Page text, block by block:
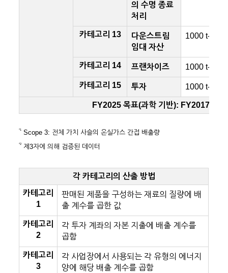
의 수명 종료
처리
카테고리 13
다운스트림
임대 자산
1000 t-CO
카테고리 14 프랜차이즈 1000 t-CO
카테고리 15 투자 1000 t-CO
FY2025 목표(과학 기반): FY2017 대
*1 Scope 3: 전체 가치 사슬의 온실가스 간접 배출량
*2 제3자에 의해 검증된 데이터
각 카테고리의 산출 방법
카테고리
1
판매된 제품을 구성하는 재료의 질량에 배
출 계수를 곱한 값
카테고리
2
각 투자 계좌의 자본 지출에 배출 계수를
곱함
카테고리
3
각 사업장에서 사용되는 각 유형의 에너지
양에 해당 배출 계수를 곱함